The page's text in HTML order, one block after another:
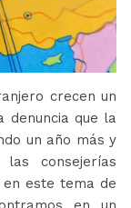
crecen un
denuncia que la
un año más y
consejerías
este tema de